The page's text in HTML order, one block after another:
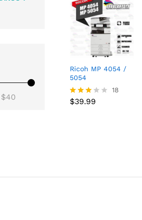
Ricoh MP 4054 /
5054
Valora
18
$39.99
$39.99
$40